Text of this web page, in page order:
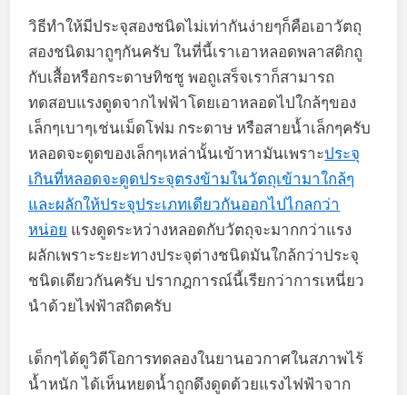
วิธีทำให้มีประจุสองชนิดไม่เท่ากันง่ายๆก็คือเอาวัตถุ
สองชนิดมาถูๆกันครับ ในที่นี้เราเอาหลอดพลาสติกถู
กับเสื้อหรือกระดาษทิชชู พอถูเสร็จเราก็สามารถ
ทดสอบแรงดูดจากไฟฟ้าโดยเอาหลอดไปใกล้ๆของ
เล็กๆเบาๆเช่นเม็ดโฟม กระดาษ หรือสายน้ำเล็กๆครับ
หลอดจะดูดของเล็กๆเหล่านั้นเข้าหามันเพราะประจุ
เกินที่หลอดจะดูดประจุตรงข้ามในวัตถุเข้ามาใกล้ๆ
และผลักให้ประจุประเภทเดียวกันออกไปไกลกว่า
หน่อย แรงดูดระหว่างหลอดกับวัตถุจะมากกว่าแรง
ผลักเพราะระยะทางประจุต่างชนิดมันใกล้กว่าประจุ
ชนิดเดียวกันครับ ปรากฎการณ์นี้เรียกว่าการเหนี่ยว
นำด้วยไฟฟ้าสถิตครับ
เด็กๆได้ดูวิดีโอการทดลองในยานอวกาศในสภาพไร้
น้ำหนัก ได้เห็นหยดน้ำถูกดึงดูดด้วยแรงไฟฟ้าจาก